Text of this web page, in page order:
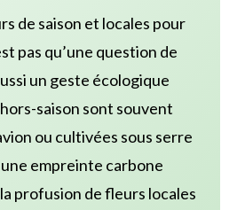
de saison et locales pour
pas qu’une question de
un geste écologique
saison sont souvent
ou cultivées sous serre
empreinte carbone
profusion de fleurs locales